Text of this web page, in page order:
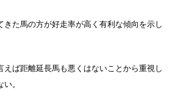
きた馬の方が好走率が高く有利な傾向を示し
えば距離延長馬も悪くはないことから重視し
。